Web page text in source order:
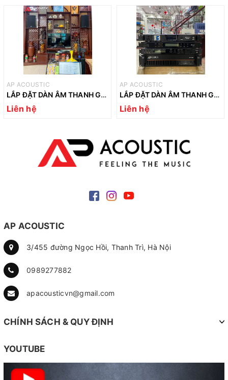
AP ACOUSTIC
LẮP ĐẶT DÀN ÂM THANH GIA ĐÌNH TẠI YÊN NGƯU- THANH TRÌ
Liên hệ
AP ACOUSTIC
LẮP ĐẶT DÀN ÂM THANH GIA ĐÌNH VIP TẠI THƯỜNG TÍN
Liên hệ
AP ACOUSTIC
3/455 đường Ngọc Hồi, Thanh Trì, Hà Nội
0989277882
apacousticvn@gmail.com
CHÍNH SÁCH & QUY ĐỊNH
YOUTUBE